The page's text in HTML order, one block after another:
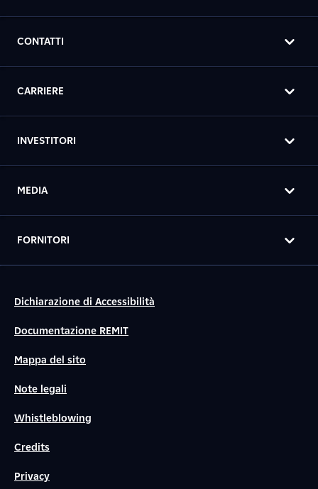
CONTATTI
CARRIERE
INVESTITORI
MEDIA
FORNITORI
Dichiarazione di Accessibilità
Documentazione REMIT
Mappa del sito
Note legali
Whistleblowing
Credits
Privacy